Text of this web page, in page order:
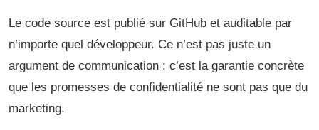
Le code source est publié sur GitHub et auditable par
n’importe quel développeur. Ce n’est pas juste un
argument de communication : c’est la garantie concrète
que les promesses de confidentialité ne sont pas que du
marketing.